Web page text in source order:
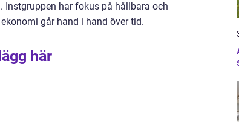
har fokus på hållbara och
går hand i hand över tid.
här